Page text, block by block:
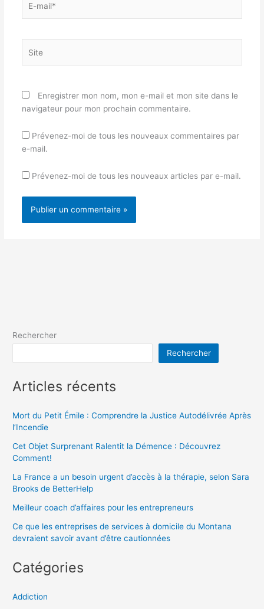
mail*
Enregistrer mon nom, mon e-mail et mon site dans le
navigateur pour mon prochain commentaire.
Prévenez-moi de tous les nouveaux commentaires par
e-mail.
Prévenez-moi de tous les nouveaux articles par e-mail.
Rechercher
Rechercher
Articles récents
Mort du Petit Émile : Comprendre la Justice Autodélivrée Après
l’Incendie
Cet Objet Surprenant Ralentit la Démence : Découvrez
Comment!
La France a un besoin urgent d’accès à la thérapie, selon Sara
Brooks de BetterHelp
Meilleur coach d’affaires pour les entrepreneurs
Ce que les entreprises de services à domicile du Montana
devraient savoir avant d’être cautionnées
Catégories
Addiction